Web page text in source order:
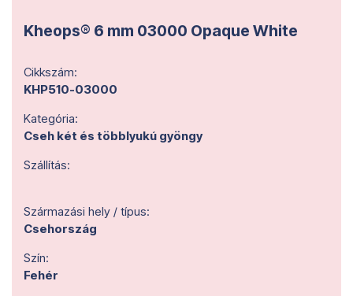
Kheops® 6 mm 03000 Opaque White
Cikkszám:
KHP510-03000
Kategória:
Cseh két és többlyukú gyöngy
Szállítás:
Származási hely / típus:
Csehország
Szín:
Fehér